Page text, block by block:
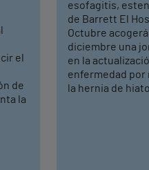
el
de
la
esofagitis,
de Barrett El
Octubre
diciembre una
en la
enfermedad
la hernia de hiato